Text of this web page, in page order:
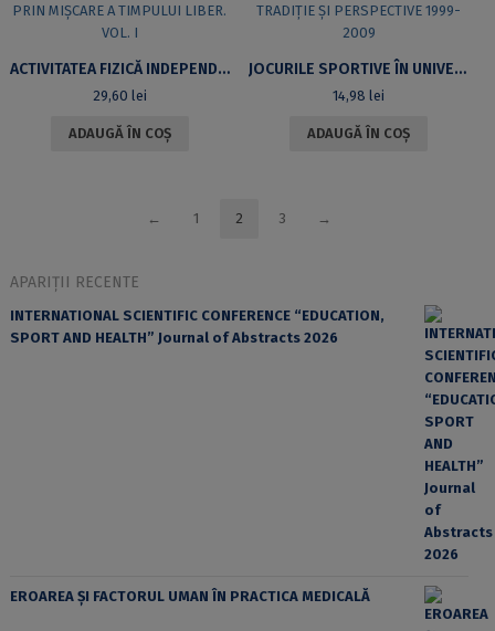
ACTIVITATEA FIZICĂ INDEPENDENTĂ ȘI VALORIFICAREA PRIN MIȘCARE A TIMPULUI LIBER. VOL. I
29,60 lei
ADAUGĂ ÎN COȘ
JOCURILE SPORTIVE ÎN UNIVERSITATEA DIN BUCUREȘTI – TRADIȚIE ȘI PERSPECTIVE 1999-2009
14,98lei
ADAUGĂ ÎN COȘ
← 1 2 3 →
APARIȚII RECENTE
INTERNATIONAL SCIENTIFIC CONFERENCE “EDUCATION,
SPORT AND HEALTH” Journal of Abstracts 2026
EROAREA ȘI FACTORUL UMAN ÎN PRACTICA MEDICALĂ